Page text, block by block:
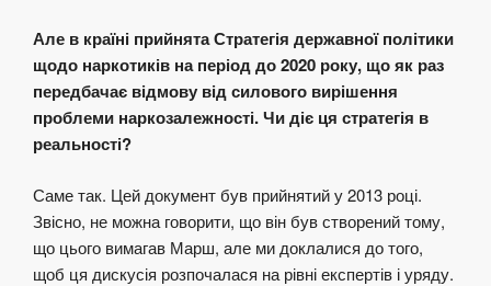
Але в країні прийнята Стратегія державної політики
щодо наркотиків на період до 2020 року, що як раз
передбачає відмову від силового вирішення
проблеми наркозалежності. Чи діє ця стратегія в
реальності?
Саме так. Цей документ був прийнятий у 2013 році.
Звісно, не можна говорити, що він був створений тому,
що цього вимагав Марш, але ми доклалися до того,
щоб ця дискусія розпочалася на рівні експертів і уряду.